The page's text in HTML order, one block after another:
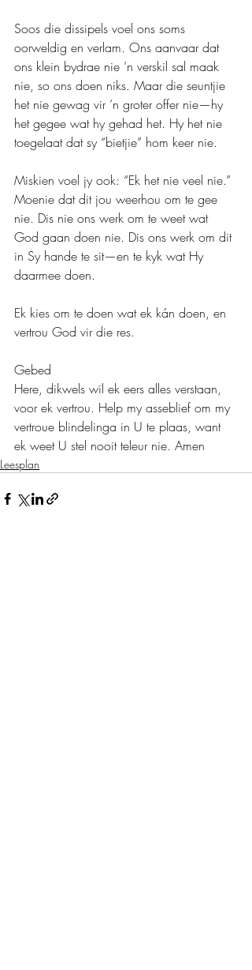
Soos die dissipels voel ons soms
oorweldig en verlam. Ons aanvaar dat
ons klein bydrae nie ’n verskil sal maak
nie, so ons doen niks. Maar die seuntjie
het nie gewag vir ’n groter offer nie—hy
het gegee wat hy gehad het. Hy het nie
toegelaat dat sy “bietjie” hom keer nie.
Miskien voel jy ook: “Ek het nie veel nie.”
Moenie dat dit jou weerhou om te gee
nie. Dis nie ons werk om te weet wat
God gaan doen nie. Dis ons werk om dit
in Sy hande te sit—en te kyk wat Hy
daarmee doen.
Ek kies om te doen wat ek kán doen, en
vertrou God vir die res.
Gebed
Here, dikwels wil ek eers alles verstaan,
voor ek vertrou. Help my asseblief om my
vertroue blindelinga in U te plaas, want
ek weet U stel nooit teleur nie. Amen
Leesplan